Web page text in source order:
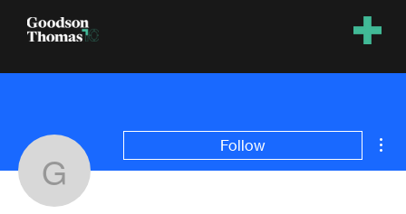
Goodson Thomas
Follow